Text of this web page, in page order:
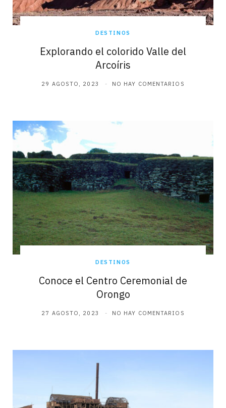
DESTINOS
Explorando el colorido Valle del
Arcoíris
29 AGOSTO, 2023 NO HAY COMENTARIOS
DESTINOS
Conoce el Centro Ceremonial de
Orongo
27 AGOSTO, 2023 NO HAY COMENTARIOS